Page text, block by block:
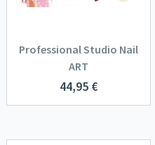
Professional Studio Nail
ART
44,95 €